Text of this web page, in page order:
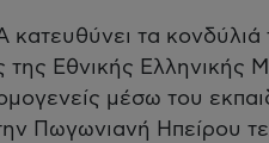
κατευθύνει τα
της Εθνικής Ελληνικής
μέσω του
Πωγωνιανή Ηπείρου